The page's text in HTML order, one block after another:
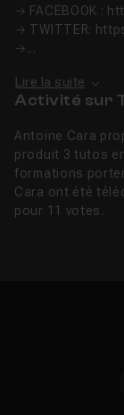
→ FACEBOOK :
→ TWITTER:
→...
Lire la suite
Activité sur
Antoine Cara
produit 3 tutos
formations
Cara ont été
pour 11 votes.